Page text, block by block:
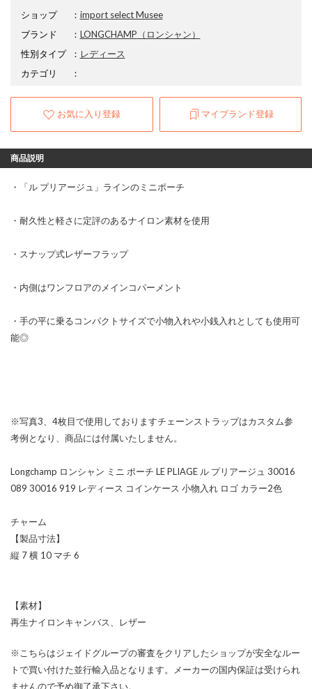
ショップ ： import select Musee
ブランド
： LONGCHAMP （ロンシャン）
性別タイプ
： レディース
カテゴリ
：
お気に入り登録 マイブランド登録
商品説明
・「ル プリアージュ」ラインのミニポーチ
・耐久性と軽さに定評のあるナイロン素材を使用
・スナップ式レザーフラップ
・内側はワンフロアのメインコパーメント
・手の平に乗るコンパクトサイズで小物入れや小銭入れとしても使用可
能◎
※写真3、4枚目で使用しておりますチェーンストラップはカスタム参
考例となり、商品には付属いたしません。
Longchamp ロンシャン ミニ ポーチ LE PLIAGE ル プリアージュ 30016
089 30016 919 レディース コインケース 小物入れ ロゴ カラー2色
チャーム
【製品寸法】
縦 7 横 10 マチ 6
【素材】
再生ナイロンキャンバス、レザー
※こちらはジェイドグループの審査をクリアしたショップが安全なルー
トで買い付けた並行輸入品となります。メーカーの国内保証は受けられ
ませんので予め御了承下さい。